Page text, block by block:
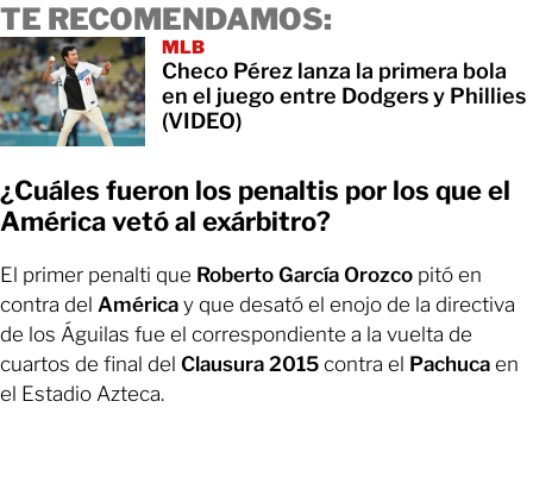
TE RECOMENDAMOS:
MLB
Checo Pérez lanza la primera bola
en el juego entre Dodgers y Phillies
(VIDEO)
¿Cuáles fueron los penaltis por los que el
América vetó al exárbitro?
El primer penalti que Roberto García Orozco pitó en
contra del América y que desató el enojo de la directiva
de los Águilas fue el correspondiente a la vuelta de
cuartos de final del Clausura 2015 contra el Pachuca en
el Estadio Azteca.